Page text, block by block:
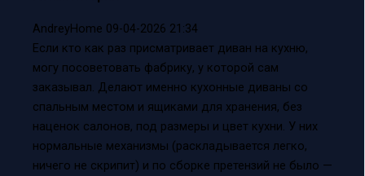
AndreyHome 09-04-2026 21:34
Если кто как раз присматривает диван на кухню,
могу посоветовать фабрику, у которой сам
заказывал. Делают именно кухонные диваны со
спальным местом и ящиками для хранения, без
наценок салонов, под размеры и цвет кухни. У них
нормальные механизмы (раскладывается легко,
ничего не скрипит) и по сборке претензий не было —